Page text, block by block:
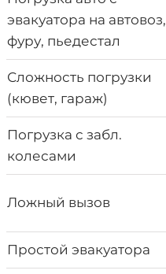
эвакуатора на автовоз,
фуру, пьедестал
Сложность погрузки
(кювет, гараж)
Погрузка с забл.
колесами
Ложный вызов
Простой эвакуатора